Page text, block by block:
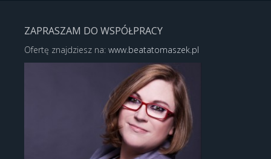
ZAPRASZAM DO WSPÓŁPRACY
Ofertę znajdziesz na: www.beatatomaszek.pl